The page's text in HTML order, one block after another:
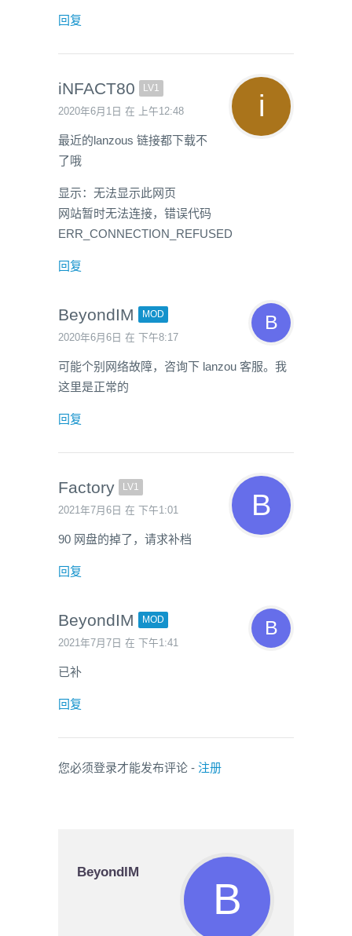
回复
iNFACT80 LV1
2020年6月1日 在 上午12:48
最近的lanzous 链接都下载不
了哦
显示：无法显示此网页
网站暂时无法连接，错误代码
ERR_CONNECTION_REFUSED
回复
BeyondIM MOD
2020年6月6日 在 下午8:17
可能个别网络故障，咨询下 lanzou 客服。我
这里是正常的
回复
Factory LV1
2021年7月6日 在 下午1:01
90 网盘的掉了，请求补档
回复
BeyondIM MOD
2021年7月7日 在 下午1:41
已补
回复
您必须登录才能发布评论 - 注册
BeyondIM